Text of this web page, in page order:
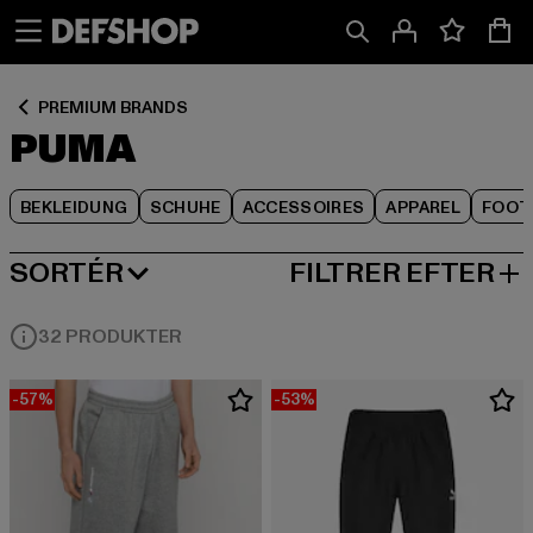
PREMIUM BRANDS
PUMA
BEKLEIDUNG SCHUHE ACCESSOIRES APPAREL
SORTÉR
MEST POPULÆRE FILTRER EFTER
32 PRODUKTER
-57% -53%